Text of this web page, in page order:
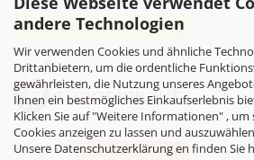
andere Technologien
Wir verwenden Cookies und ähnliche
Drittanbietern, um die ordentliche
gewährleisten, die Nutzung unseres
Ihnen ein bestmögliches Einkaufserlebnis
Klicken Sie auf "Weitere Informationen" , um
Cookies anzeigen zu lassen und
Unsere Datenschutzerklärung en finden Sie